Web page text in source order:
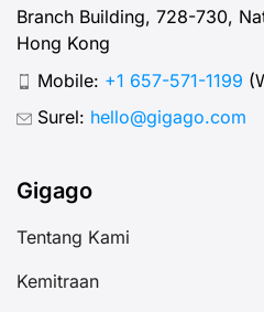
Branch Building, 728-730,
Hong Kong
Mobile: +1 657-571-1199
Surel: hello@gigago.com
Gigago
Tentang Kami
Kemitraan